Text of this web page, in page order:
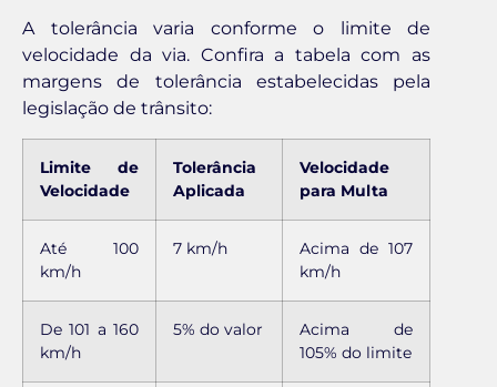
A tolerância varia conforme o limite de
velocidade da via. Confira a tabela com as
margens de tolerância estabelecidas pela
legislação de trânsito:
Limite de
Velocidade
Tolerância
Aplicada
Velocidade
para Multa
Até 100
km/h
7 km/h
Acima de 107
km/h
De 101 a 160
km/h
5% do valor
Acima de
105% do limite